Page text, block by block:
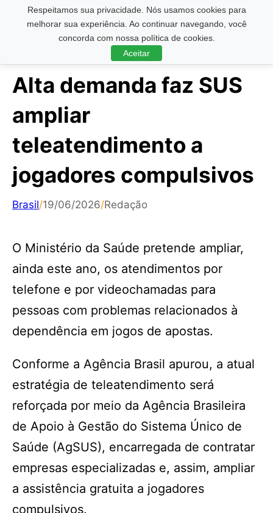
Respeitamos sua privacidade. Nós usamos cookies para
melhorar sua experiência. Ao continuar navegando, você
concorda com nossa política de cookies.
Aceitar
Pesquisar ...
Alta demanda faz SUS
ampliar
teleatendimento a
jogadores compulsivos
Brasil/19/06/2026/Redação
O Ministério da Saúde pretende ampliar,
ainda este ano, os atendimentos por
telefone e por videochamadas para
pessoas com problemas relacionados à
dependência em jogos de apostas.
Conforme a Agência Brasil apurou, a atual
estratégia de teleatendimento será
reforçada por meio da Agência Brasileira
de Apoio à Gestão do Sistema Único de
Saúde (AgSUS), encarregada de contratar
empresas especializadas e, assim, ampliar
a assistência gratuita a jogadores
compulsivos.